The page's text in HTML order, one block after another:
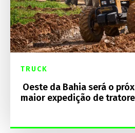
TRUCK
Oeste da Bahia será o
maior expedição de